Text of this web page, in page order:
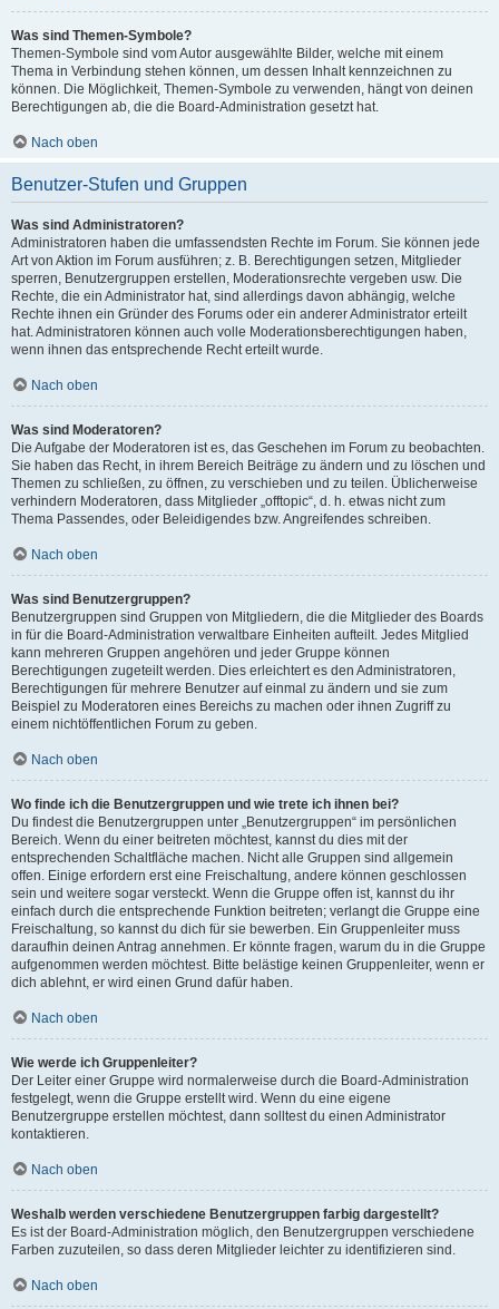
Was sind Themen-Symbole?
Themen-Symbole sind vom Autor ausgewählte Bilder, welche mit einem
Thema in Verbindung stehen können, um dessen Inhalt kennzeichnen zu
können. Die Möglichkeit, Themen-Symbole zu verwenden, hängt von deinen
Berechtigungen ab, die die Board-Administration gesetzt hat.
Nach oben
Benutzer-Stufen und Gruppen
Was sind Administratoren?
Administratoren haben die umfassendsten Rechte im Forum. Sie können jede
Art von Aktion im Forum ausführen; z. B. Berechtigungen setzen, Mitglieder
sperren, Benutzergruppen erstellen, Moderationsrechte vergeben usw. Die
Rechte, die ein Administrator hat, sind allerdings davon abhängig, welche
Rechte ihnen ein Gründer des Forums oder ein anderer Administrator erteilt
hat. Administratoren können auch volle Moderationsberechtigungen haben,
wenn ihnen das entsprechende Recht erteilt wurde.
Nach oben
Was sind Moderatoren?
Die Aufgabe der Moderatoren ist es, das Geschehen im Forum zu beobachten.
Sie haben das Recht, in ihrem Bereich Beiträge zu ändern und zu löschen und
Themen zu schließen, zu öffnen, zu verschieben und zu teilen. Üblicherweise
verhindern Moderatoren, dass Mitglieder „offtopic“, d. h. etwas nicht zum
Thema Passendes, oder Beleidigendes bzw. Angreifendes schreiben.
Nach oben
Was sind Benutzergruppen?
Benutzergruppen sind Gruppen von Mitgliedern, die die Mitglieder des Boards
in für die Board-Administration verwaltbare Einheiten aufteilt. Jedes Mitglied
kann mehreren Gruppen angehören und jeder Gruppe können
Berechtigungen zugeteilt werden. Dies erleichtert es den Administratoren,
Berechtigungen für mehrere Benutzer auf einmal zu ändern und sie zum
Beispiel zu Moderatoren eines Bereichs zu machen oder ihnen Zugriff zu
einem nichtöffentlichen Forum zu geben.
Nach oben
Wo finde ich die Benutzergruppen und wie trete ich ihnen bei?
Du findest die Benutzergruppen unter „Benutzergruppen“ im persönlichen
Bereich. Wenn du einer beitreten möchtest, kannst du dies mit der
entsprechenden Schaltfläche machen. Nicht alle Gruppen sind allgemein
offen. Einige erfordern erst eine Freischaltung, andere können geschlossen
sein und weitere sogar versteckt. Wenn die Gruppe offen ist, kannst du ihr
einfach durch die entsprechende Funktion beitreten; verlangt die Gruppe eine
Freischaltung, so kannst du dich für sie bewerben. Ein Gruppenleiter muss
daraufhin deinen Antrag annehmen. Er könnte fragen, warum du in die Gruppe
aufgenommen werden möchtest. Bitte belästige keinen Gruppenleiter, wenn er
dich ablehnt, er wird einen Grund dafür haben.
Nach oben
Wie werde ich Gruppenleiter?
Der Leiter einer Gruppe wird normalerweise durch die Board-Administration
festgelegt, wenn die Gruppe erstellt wird. Wenn du eine eigene
Benutzergruppe erstellen möchtest, dann solltest du einen Administrator
kontaktieren.
Nach oben
Weshalb werden verschiedene Benutzergruppen farbig dargestellt?
Es ist der Board-Administration möglich, den Benutzergruppen verschiedene
Farben zuzuteilen, so dass deren Mitglieder leichter zu identifizieren sind.
Nach oben